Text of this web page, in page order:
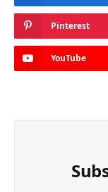
Pinterest
YouTube